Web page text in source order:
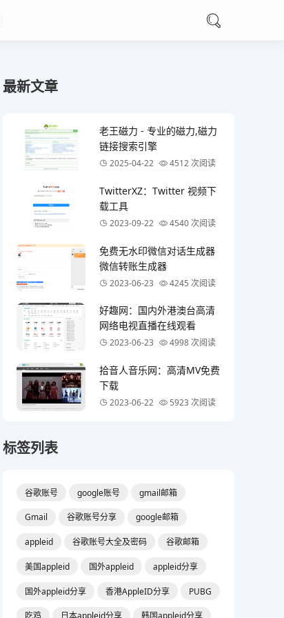
最新文章
老王磁力 - 专业的磁力,磁力
链接搜索引擎
2025-04-22 4512 次阅读
TwitterXZ：Twitter 视频下
载工具
2023-09-22 4540 次阅读
免费无水印微信对话生成器
微信转账生成器
2023-06-23 4245 次阅读
好趣网：国内外港澳台高清
网络电视直播在线观看
2023-06-23 4998 次阅读
拾音人音乐网：高清MV免费
下载
2023-06-22 5923 次阅读
标签列表
谷歌账号 google账号 gmail邮箱
Gmail 谷歌账号分享 google邮箱
appleid 谷歌账号大全及密码 谷歌邮箱
美国appleid 国外appleid appleid分享
国外appleid分享 香港AppleID分享 PUBG